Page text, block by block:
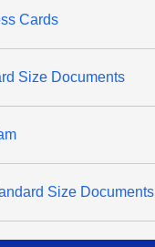
Cards
Size Documents
Size Documents